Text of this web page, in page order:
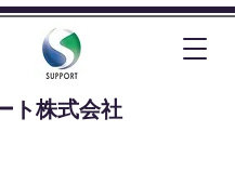
ト株式会社